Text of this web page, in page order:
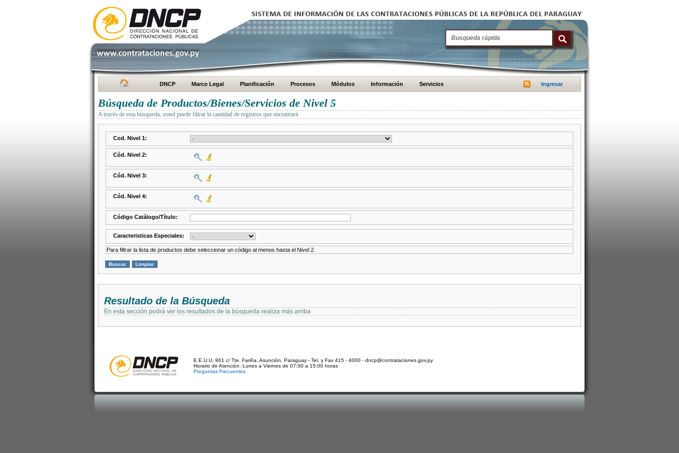
DNCP Marco Legal Planificación Procesos Módulos Información Servicios Ingresar
Búsqueda de Productos/Bienes/Servicios de Nivel 5
A través de esta búsqueda, usted puede filtrar la cantidad de registros que encontrará
Cod. Nivel 1:
Cód. Nivel 2:
Cód. Nivel 3:
Cód. Nivel 4:
Código Catálogo/Título:
Caracteristicas Especiales:
Para filtrar la lista de productos debe seleccionar un código al menos hasta el Nivel 2.
Resultado de la Búsqueda
En esta sección podrá ver los resultados de la búsqueda realiza más arriba
E.E.U.U. 961 c/ Tte. Fariña. Asunción, Paraguay - Tel. y Fax 415 - 4000 - dncp@contrataciones.gov.py
Horario de Atención: Lunes a Viernes de 07:00 a 15:00 horas
Preguntas Frecuentes